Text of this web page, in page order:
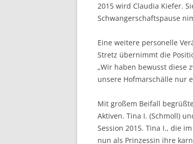
2015 wird Claudia Kiefer.
Schwangerschaftspause
Eine weitere personelle
Stretz übernimmt die
„Wir haben bewusst diese
unsere Hofmarschälle nur
Mit großem Beifall
Aktiven. Tina I. (Schmoll)
Session 2015. Tina I., die
nun als Prinzessin ihre